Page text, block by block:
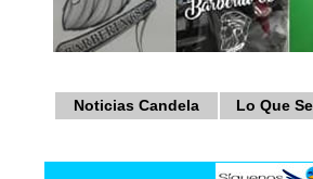
Noticias Candela Lo Que